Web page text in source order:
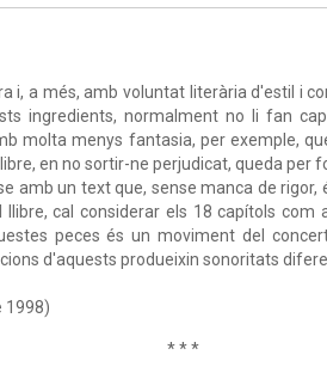
i, a més, amb voluntat literària d'estil i
ingredients, normalment no li fan
molta menys fantasia, per exemple,
en no sortir-ne perjudicat, queda per
amb un text que, sense manca de rigor,
cal considerar els 18 capítols com
peces és un moviment del
d'aquests produeixin sonoritats
1998)
* * *